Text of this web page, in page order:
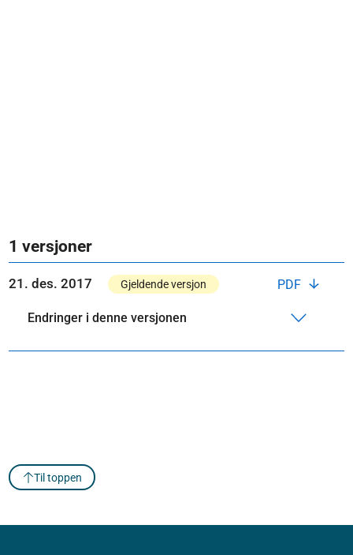
1 versjoner
PDF
21. des. 2017 Gjeldende versjon
Endringer i denne versjonen
Til toppen